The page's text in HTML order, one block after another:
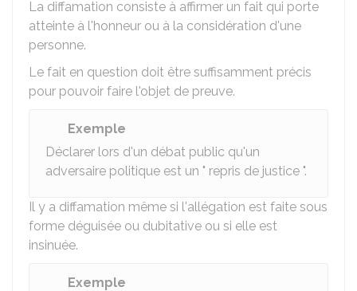
La diffamation consiste à affirmer un fait qui porte
atteinte à l'honneur ou à la considération d'une
personne.
Le fait en question doit être suffisamment précis
pour pouvoir faire l'objet de preuve.
Exemple
Déclarer lors d'un débat public qu'un
adversaire politique est un " repris de justice ".
Il y a diffamation même si l'allégation est faite sous
forme déguisée ou dubitative ou si elle est
insinuée.
Exemple